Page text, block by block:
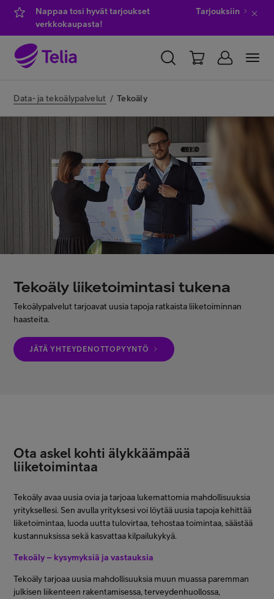
Nappaa tosi hyvät tarjoukset
verkkokaupasta!
Tarjouksiin
Kauppa
IT-palvelut
Asiakastuki
Minun Telia Yrityksille
Data- ja tekoälypalvelut / Tekoäly
Tekoäly liiketoimintasi tukena
Tekoälypalvelut tarjoavat uusia tapoja ratkaista liiketoiminnan
haasteita.
JÄTÄ YHTEYDENOTTOPYYNTÖ
Ota askel kohti älykkäämpää
liiketoimintaa
Tekoäly avaa uusia ovia ja tarjoaa lukemattomia mahdollisuuksia
yrityksellesi. Sen avulla yrityksesi voi löytää uusia tapoja kehittää
liiketoimintaa, luoda uutta tulovirtaa, tehostaa toimintaa, säästää
kustannuksissa sekä kasvattaa kilpailukykyä.
Tekoäly – kysymyksiä ja vastauksia
Tekoäly tarjoaa uusia mahdollisuuksia muun muassa paremman
julkisen liikenteen rakentamisessa, terveydenhuollossa,